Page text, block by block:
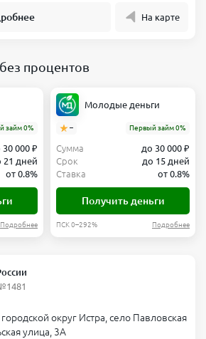
На карте
процентов
займ 0%
30 000 ₽
21 дней
от 0.8%
Подробнее
Молодые деньги
– Первый займ 0%
Сумма
до 30 000 ₽
Срок
до 15 дней
Ставка
от 0.8%
Получить деньги
ПСК 0–292% Подробнее
округ Истра, село Павловская
улица, 3А